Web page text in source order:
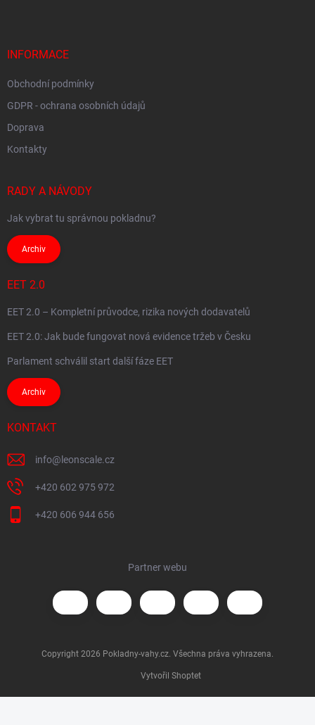
INFORMACE
Obchodní podmínky
GDPR - ochrana osobních údajů
Doprava
Kontakty
RADY A NÁVODY
Jak vybrat tu správnou pokladnu?
Archiv
EET 2.0
EET 2.0 – Kompletní průvodce, rizika nových dodavatelů
EET 2.0: Jak bude fungovat nová evidence tržeb v Česku
Parlament schválil start další fáze EET
Archiv
KONTAKT
info@ leonscale.cz
+420 602 975 972
+420 606 944 656
Partner webu
Vytvořil Shoptet
Copyright 2026 Pokladny-vahy.cz. Všechna práva vyhrazena.